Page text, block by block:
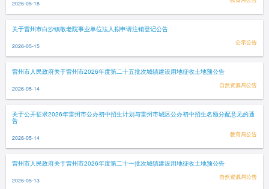
2026-05-18
关于雷州市白沙镇敬老院事业单位法人拟申请注销登记公告
2026-05-15 公示公告
雷州市人民政府关于雷州市2026年度第二十五批次城镇建设用地征收土地预公告
2026-05-14 自然资源局公告
关于公开征求2026年雷州市公办初中招生计划与雷州市城区公办初中招生名额分配意见的通
告
2026-05-14 教育局公告
雷州市人民政府关于雷州市2026年度第二十一批次城镇建设用地征收土地预公告
2026-05-13 自然资源局公告